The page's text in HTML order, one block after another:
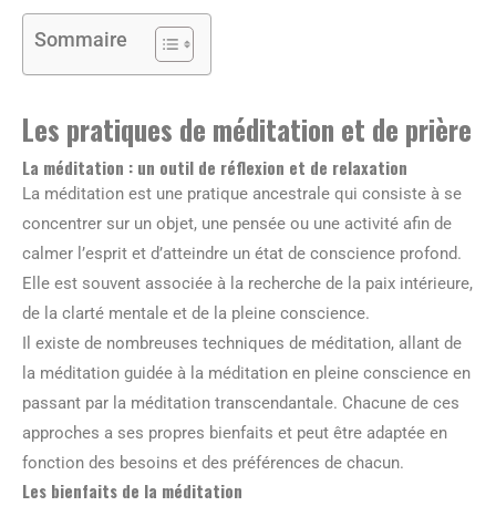
Sommaire
Les pratiques de méditation et de prière
La méditation : un outil de réflexion et de relaxation
La méditation est une pratique ancestrale qui consiste à se
concentrer sur un objet, une pensée ou une activité afin de
calmer l’esprit et d’atteindre un état de conscience profond.
Elle est souvent associée à la recherche de la paix intérieure,
de la clarté mentale et de la pleine conscience.
Il existe de nombreuses techniques de méditation, allant de
la méditation guidée à la méditation en pleine conscience en
passant par la méditation transcendantale. Chacune de ces
approches a ses propres bienfaits et peut être adaptée en
fonction des besoins et des préférences de chacun.
Les bienfaits de la méditation